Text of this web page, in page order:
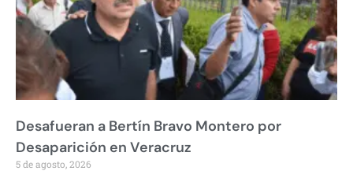
Desafueran a Bertín Bravo Montero por
Desaparición en Veracruz
5 de agosto, 2026